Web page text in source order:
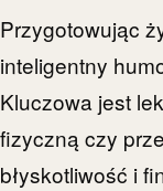
Przygotowując
inteligentny
Kluczowa jest
fizyczną czy
błyskotliwość i